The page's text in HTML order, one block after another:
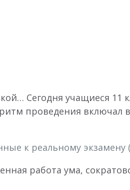
Сегодня учащиеся
проведения включал
к реальному
работа ума,